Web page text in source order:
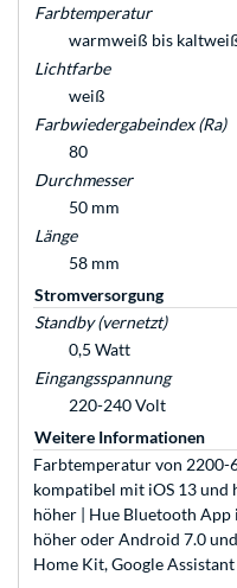
Farbtemperatur
warmweiß bis
Lichtfarbe
weiß
Farbwiedergabeindex (Ra)
80
Durchmesser
50 mm
Länge
58 mm
Stromversorgung
Standby (vernetzt)
0,5 Watt
Eingangsspannung
220-240 Volt
Weitere Informationen
Farbtemperatur von 2200-
kompatibel mit iOS 13
höher | Hue Bluetooth
höher oder Android 7.0
Home Kit, Google